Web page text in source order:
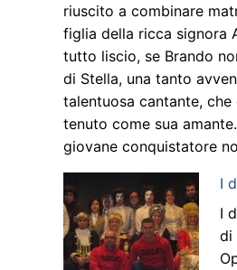
riuscito a combinare
figlia della ricca signora
tutto liscio, se Brando
di Stella, una tanto
talentuosa cantante, che
tenuto come sua
giovane conquistatore
I
I
di